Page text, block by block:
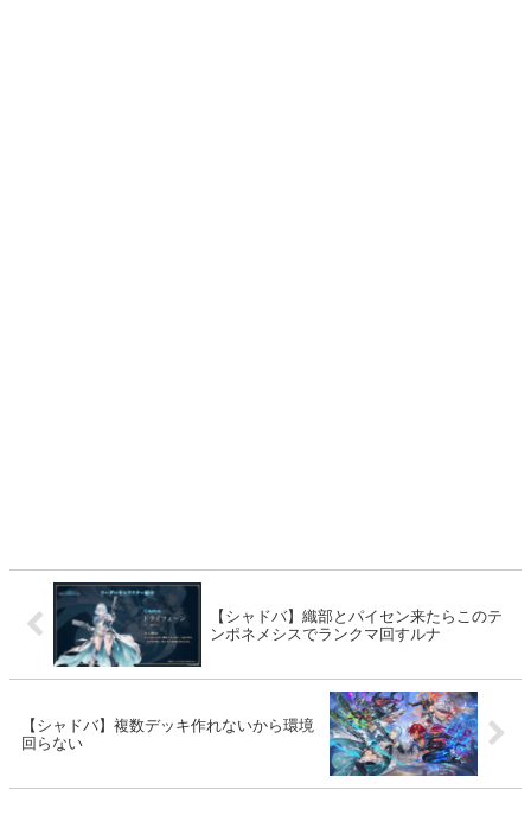
【シャドバ】織部とパイセン来たらこのテ
ンポネメシスでランクマ回すルナ
【シャドバ】複数デッキ作れないから環境
回らない